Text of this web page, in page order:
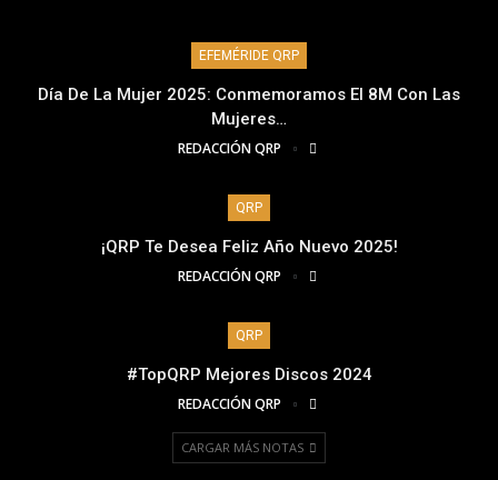
EFEMÉRIDE QRP
Día De La Mujer 2025: Conmemoramos El 8M Con Las
Mujeres…
REDACCIÓN QRP
QRP
¡QRP Te Desea Feliz Año Nuevo 2025!
REDACCIÓN QRP
QRP
#TopQRP Mejores Discos 2024
REDACCIÓN QRP
CARGAR MÁS NOTAS